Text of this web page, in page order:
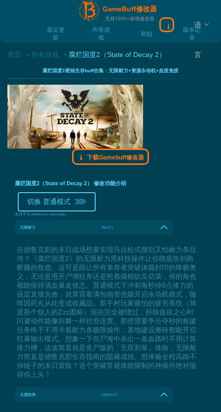
GameBuff修改器
支持7000+游戏修改器
最近更
新
所有游
戏
帮助
版本记
录
下载Gamebuff
语
言
首页 所有游戏 腐烂国度2（State of Decay 2）
腐烂国度2硬核生存buff合集：无限耐力+资源永动机+血疫免疫
下载Gamebuff修改器
腐烂国度2（State of Decay 2） 修改功能介绍
切换 普通模式
支持平台:steam,ms-store,epic
无限耐力 Alt+F1
在德鲁克郡的末日战场想要实现马拉松式搜刮又怕耐力条拉
垮？《腐烂国度2》的无限耐力黑科技操作让你彻底告别跑
断腿的焦虑。这可是能让所有幸存者突破体能封印的终极奥
义，无论是甩开尸潮狂奔还是抡着撬棍砍瓜切菜，你的角色
都能保持满血暴走状态。普通模式下冲刺每秒掉8点体力的
设定直接失效，就算背着满包物资也能开启永动机模式，咖
啡因药丸从此变成收藏品。新手村玩家最怕的疲劳系统（就
是那个烦人的Zzz图标）现在完全被绕过，拆除血疫之心时
闪避动作能像街舞一样丝滑连贯。那些需要争分夺秒的救援
任务终于不用卡着耐力条极限操作，基地建设搬砖都能开启
狂暴输出模式。想象一下在尸海中杀出一条血路时不用计算
体力槽，这波简直就是丧尸版的「无双割草」体验，无限耐
力简直是德鲁克郡生存指南的隐藏成就。想体验全程高能不
掉链子的末日冒险？这个突破常规体能限制的神操作绝对值
得你上头！
无需装弹 LShift+F1